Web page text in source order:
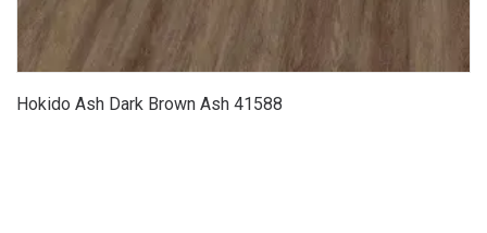
Hokido Ash Dark Brown Ash 41588